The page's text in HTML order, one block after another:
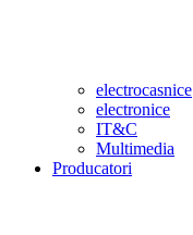
electrocasnice
electronice
IT&C
Multimedia
Producatori